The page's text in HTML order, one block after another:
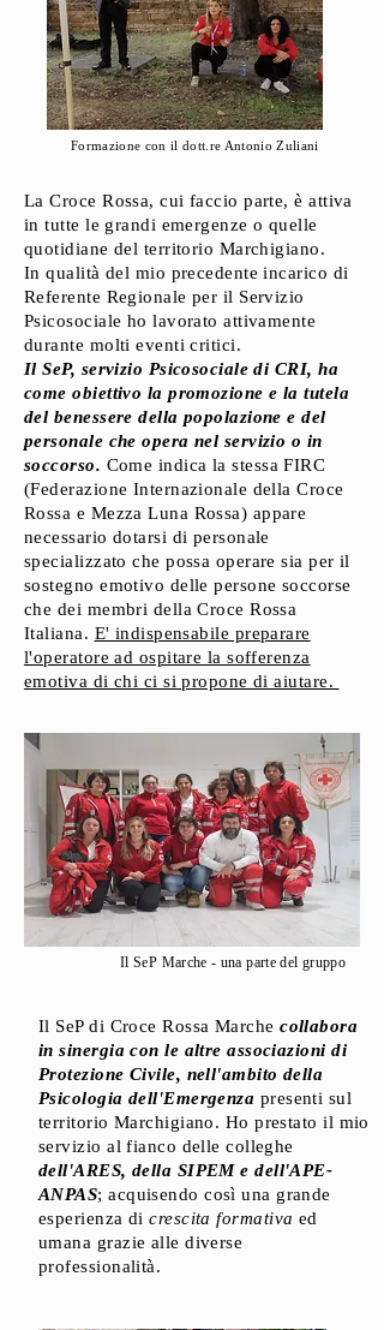
Formazione con il dott.re Antonio Zuliani
La Croce Rossa, cui faccio parte, è attiva
in tutte le grandi emergenze o quelle
quotidiane del territorio Marchigiano.
In qualità del mio precedente incarico di
Referente Regionale per il Servizio
Psicosociale ho lavorato attivamente
durante molti eventi critici.
Il SeP, servizio Psicosociale di CRI, ha
come obiettivo la promozione e la tutela
del benessere della popolazione e del
personale che opera nel servizio o in
soccorso. Come indica la stessa FIRC
(Federazione Internazionale della Croce
Rossa e Mezza Luna Rossa) appare
necessario dotarsi di personale
specializzato che possa operare sia per il
sostegno emotivo delle persone soccorse
che dei membri della Croce Rossa
Italiana. E' indispensabile preparare
l'operatore ad ospitare la sofferenza
emotiva di chi ci si propone di aiutare.
Il SeP Marche - una parte del gruppo
Il SeP di Croce Rossa Marchecollabora
in sinergia con le altre associazioni di
Protezione Civile, nell'ambito della
Psicologia dell'Emergenza presenti sul
territorio Marchigiano. Ho prestato il mio
servizio al fianco delle colleghe
dell'ARES, della SIPEM e dell'APE-
ANPAS; acquisendo così una grande
esperienza dicrescita formativa ed
umana grazie alle diverse
professionalità.